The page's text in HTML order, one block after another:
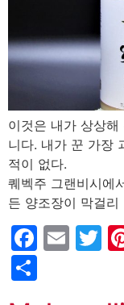
이것은 내가 상상
니다. 내가 꾼 가장
적이 없다.
퀘벡주 그랜비시에
든 양조장이 막걸